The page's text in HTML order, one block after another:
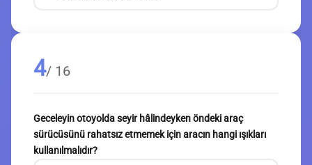
4/ 16
Geceleyin otoyolda seyir hâlindeyken öndeki araç
sürücüsünü rahatsız etmemek için aracın hangi ışıkları
kullanılmalıdır?